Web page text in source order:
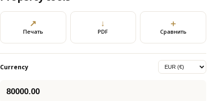
↗
Печать
↓
PDF
＋
Сравнить
Currency